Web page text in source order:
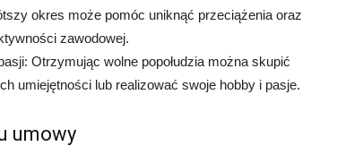
okres może pomóc uniknąć przeciążenia oraz
zawodowej.
Otrzymując wolne popołudzia można skupić
umiejętności lub realizować swoje hobby i pasje.
umowy